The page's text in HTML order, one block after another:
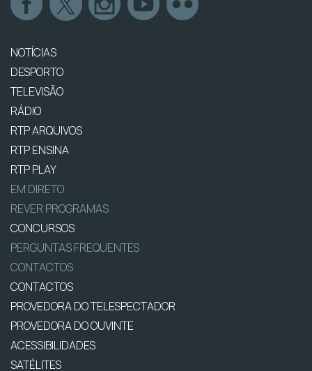
NOTÍCIAS
DESPORTO
TELEVISÃO
RÁDIO
RTP ARQUIVOS
RTP ENSINA
RTP PLAY
EM DIRETO
REVER PROGRAMAS
CONCURSOS
PERGUNTAS FREQUENTES
CONTACTOS
CONTACTOS
PROVEDORA DO TELESPECTADOR
PROVEDORA DO OUVINTE
ACESSIBILIDADES
SATÉLITES